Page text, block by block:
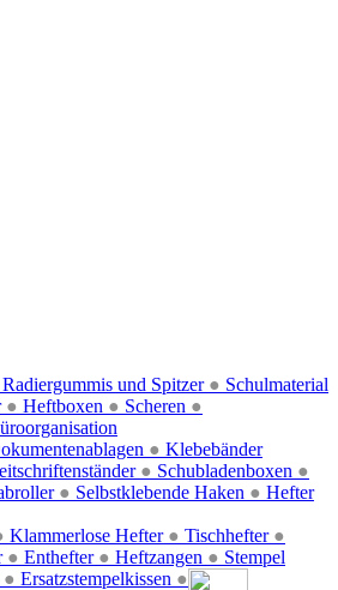
Radiergummis und Spitzer ● Schulmaterial
● Heftboxen ● Scheren ●
●
● Schubladenboxen ●
Klebebänder
● Selbstklebende Haken ● Hefter
Klammerlose Hefter ● Tischhefter ●
● Enthefter ● Heftzangen ● Stempel
● Ersatzstempelkissen ●